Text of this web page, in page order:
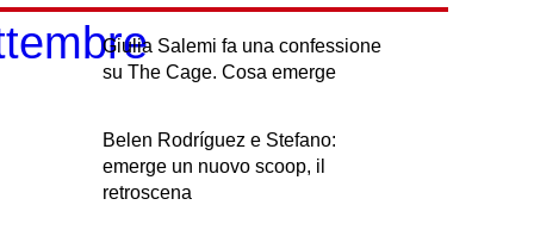
Giulia Salemi fa una confessione
su The Cage. Cosa emerge
Belen Rodríguez e Stefano:
emerge un nuovo scoop, il
retroscena